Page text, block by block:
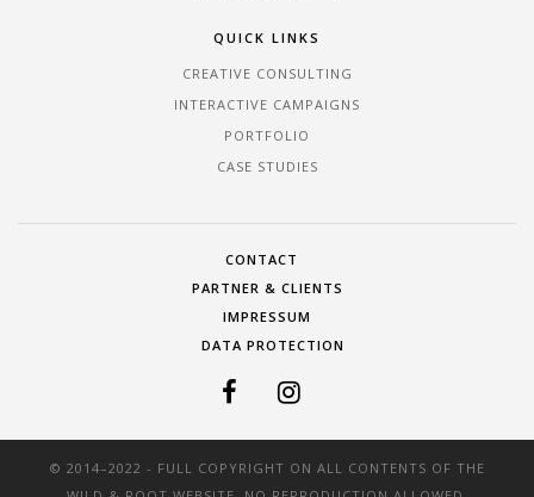
QUICK LINKS
CREATIVE CONSULTING
INTERACTIVE CAMPAIGNS
PORTFOLIO
CASE STUDIES
CONTACT
PARTNER & CLIENTS
IMPRESSUM
DATA PROTECTION
© 2014–2022 - FULL COPYRIGHT ON ALL CONTENTS OF THE